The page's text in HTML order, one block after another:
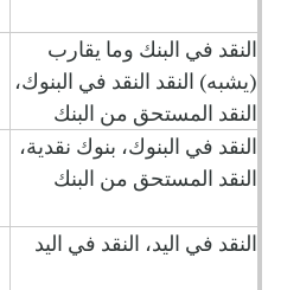
النقد في البنك وما يقارب
(يشبه) النقد النقد في البنوك،
النقد المستحق من البنك
النقد في البنوك، بنوك نقدية،
النقد المستحق من البنك
النقد في اليد، النقد في اليد